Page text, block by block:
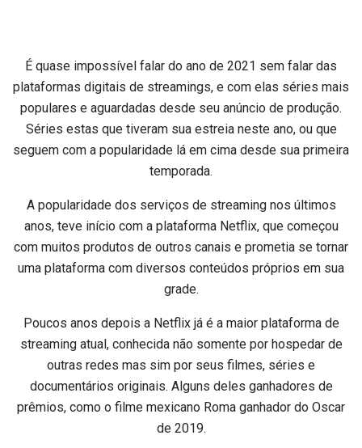
É quase impossível falar do ano de 2021 sem falar das
plataformas digitais de streamings, e com elas séries mais
populares e aguardadas desde seu anúncio de produção.
Séries estas que tiveram sua estreia neste ano, ou que
seguem com a popularidade lá em cima desde sua primeira
temporada.
A popularidade dos serviços de streaming nos últimos
anos, teve início com a plataforma Netflix, que começou
com muitos produtos de outros canais e prometia se tornar
uma plataforma com diversos conteúdos próprios em sua
grade.
Poucos anos depois a Netflix já é a maior plataforma de
streaming atual, conhecida não somente por hospedar de
outras redes mas sim por seus filmes, séries e
documentários originais. Alguns deles ganhadores de
prêmios, como o filme mexicano Roma ganhador do Oscar
de 2019.